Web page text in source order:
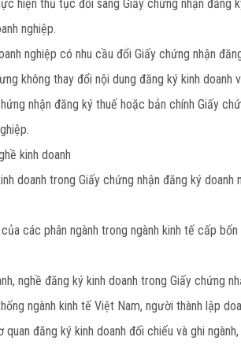
hiện thủ tục đổi sang Giấy chứng nhận đăng
nghiệp.
nghiệp có nhu cầu đổi Giấy chứng nhận
không thay đổi nội dung đăng ký kinh
nhận đăng ký thuế hoặc bản chính Giấy
kinh doanh
doanh trong Giấy chứng nhận đăng ký
các phân ngành trong ngành kinh tế cấp
nghề đăng ký kinh doanh trong Giấy chứng
ngành kinh tế Việt Nam, người thành lập
quan đăng ký kinh doanh đối chiếu và ghi